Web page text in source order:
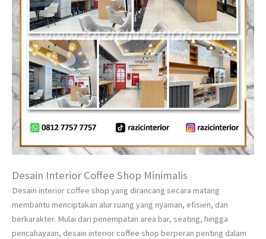
Desain Interior Coffee Shop Minimalis
Desain interior coffee shop yang dirancang secara matang
membantu menciptakan alur ruang yang nyaman, efisien, dan
berkarakter. Mulai dari penempatan area bar, seating, hingga
pencahayaan, desain interior coffee shop berperan penting dalam